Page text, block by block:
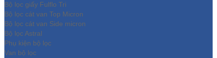
Bộ lọc giấy Fulflo Tri
Bộ lọc cát van Top Micron
Bộ lọc cát van Side micron
Bộ lọc Astral
Phụ kiện bộ lọc
Van bộ lọc